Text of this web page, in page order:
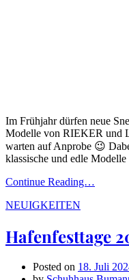
Im Frühjahr dürfen neue
Modelle von RIEKER und
warten auf Anprobe 😉
klassische und edle
Continue Reading…
NEUIGKEITEN
Hafenfesttage
Posted on 18. Juli